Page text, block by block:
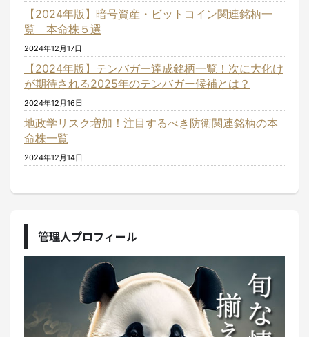
【2024年版】暗号資産・ビットコイン関連銘柄一
覧 本命株５選
2024年12月17日
【2024年版】テンバガー達成銘柄一覧！次に大化け
が期待される2025年のテンバガー候補とは？
2024年12月16日
地政学リスク増加！注目するべき防衛関連銘柄の本
命株一覧
2024年12月14日
管理人プロフィール